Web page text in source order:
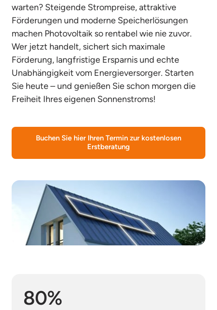
warten? Steigende Strompreise, attraktive
Förderungen und moderne Speicherlösungen
machen Photovoltaik so rentabel wie nie zuvor.
Wer jetzt handelt, sichert sich maximale
Förderung, langfristige Ersparnis und echte
Unabhängigkeit vom Energieversorger. Starten
Sie heute – und genießen Sie schon morgen die
Freiheit Ihres eigenen Sonnenstroms!
Buchen Sie hier Ihren Termin zur kostenlosen
Erstberatung
80%